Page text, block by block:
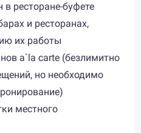
в ресторане-буфете
и ресторанах,
их работы
a`la carte (безлимитно
но необходимо
местного